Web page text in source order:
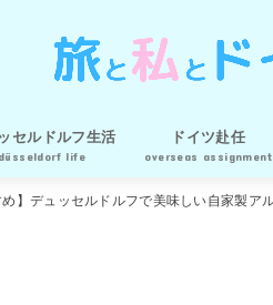
セルドルフ生活
düsseldorf life
セルドルフグルメ
知恵
ドイツ赴任
overseas assignment
海外赴任準備
駐在妻生活
一時帰国
】デュッセルドルフで美味しい自家製ア